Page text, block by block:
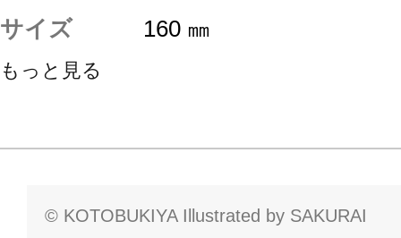
サイズ
160 ㎜
もっと見る
© KOTOBUKIYA Illustrated by SAKURAI